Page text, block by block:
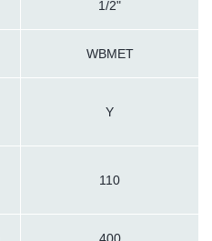
1/2"
WBMET
Y
110